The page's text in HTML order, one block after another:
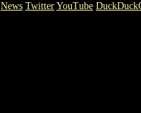
News Twitter YouTube